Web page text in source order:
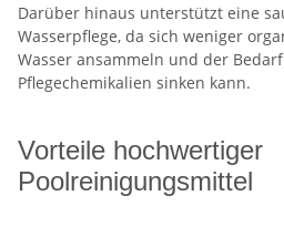
Darüber hinaus unterstützt eine
Wasserpflege, da sich weniger
Wasser ansammeln und der
Pflegechemikalien sinken kann.
Vorteile hochwertiger
Poolreinigungsmittel